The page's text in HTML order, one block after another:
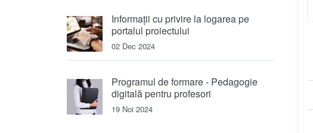
Informații cu privire la logarea pe
portalul proiectului
02 Dec 2024
Programul de formare - Pedagogie
digitală pentru profesori
19 Noi 2024